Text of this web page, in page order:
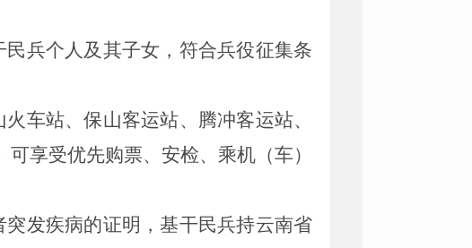
民兵个人及其子女，符合兵役征集条
车站、保山客运站、腾冲客运站、
享受优先购票、安检、乘机（车）
发疾病的证明，基干民兵持云南省